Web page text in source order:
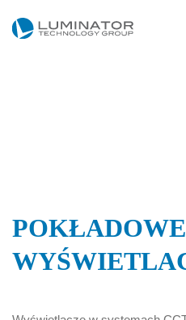
Przejdź do głównej treści
POKŁADOWE